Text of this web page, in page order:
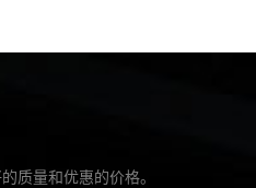
质量和优惠的价格。